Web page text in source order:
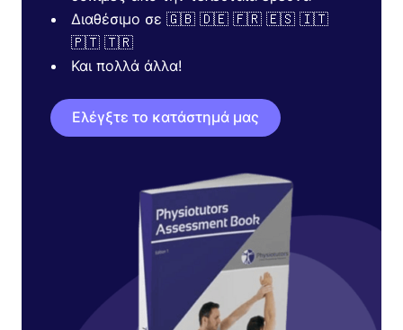
Διαθέσιμο σε 🇬🇧 🇩🇪 🇫🇷 🇪🇸 🇮🇹
🇵🇹 🇹🇷
Και πολλά άλλα!
Ελέγξτε το κατάστημά μας